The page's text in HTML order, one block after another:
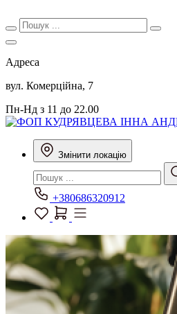
Адреса
вул. Комерційна, 7
Пн-Нд з 11 до 22.00
Змінити локацію
+380686320912